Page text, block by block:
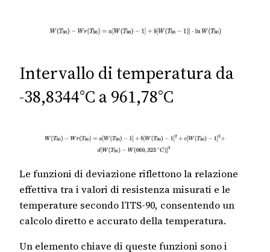
Intervallo di temperatura da
-38,8344°C a 961,78°C
Le funzioni di deviazione riflettono la relazione
effettiva tra i valori di resistenza misurati e le
temperature secondo l’ITS-90, consentendo un
calcolo diretto e accurato della temperatura.
Un elemento chiave di queste funzioni sono i